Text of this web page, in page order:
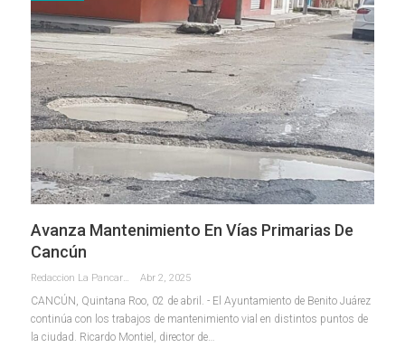
Avanza Mantenimiento En Vías Primarias De
Cancún
Redaccion La Pancarta De Quintana Roo Abr 2, 2025
CANCÚN, Quintana Roo, 02 de abril. - El Ayuntamiento de Benito Juárez
continúa con los trabajos de mantenimiento vial en distintos puntos de
la ciudad. Ricardo Montiel, director de…